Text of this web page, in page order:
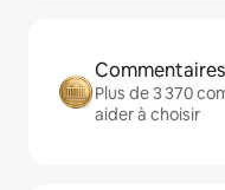
Plus de 3 370
aider à choisir